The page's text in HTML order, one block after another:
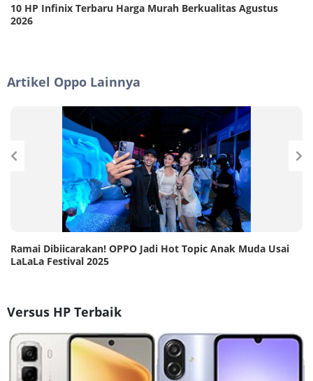
10 HP Infinix Terbaru Harga Murah Berkualitas Agustus
2026
Artikel Oppo Lainnya
Ramai Dibiicarakan! OPPO Jadi Hot Topic Anak Muda Usai
LaLaLa Festival 2025
Versus HP Terbaik